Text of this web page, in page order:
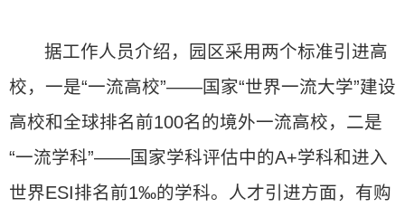
据工作人员介绍，园区采用两个标准引进高
校，一是“一流高校”——国家“世界一流大学”建设
高校和全球排名前100名的境外一流高校，二是
“一流学科”——国家学科评估中的A+学科和进入
世界ESI排名前1‰的学科。人才引进方面，有购